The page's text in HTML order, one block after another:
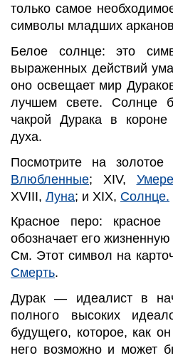
только самое
символы младших
Белое солнце: это
выраженных действий
оно освещает мир
лучшем свете. Солнце
чакрой Дурака в короне
духа.
Посмотрите на
Влюбленные; XIV,
XVIII, Луна; и XIX, Солнце.
Красное перо:
обозначает его жизненную
См. Этот символ на
Смерть.
Дурак — идеалист в
полного высоких
будущего, которое, как
него возможно и может